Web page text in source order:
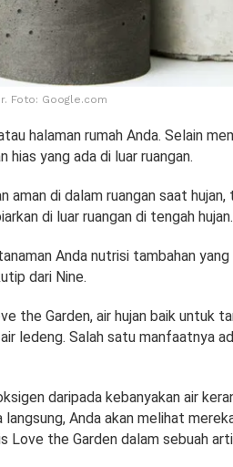
Foto: Google.com
halaman rumah Anda. Selain
hias yang ada di luar ruangan.
aman di dalam ruangan saat hujan,
di luar ruangan di tengah hujan.
Anda nutrisi tambahan yang
dari Nine.
the Garden, air hujan baik untuk
ledeng. Salah satu manfaatnya
daripada kebanyakan air
Anda akan melihat
Love the Garden dalam sebuah